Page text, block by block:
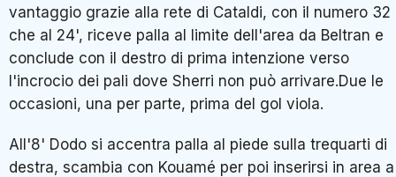
vantaggio grazie alla rete di Cataldi, con il numero 32
che al 24', riceve palla al limite dell'area da Beltran e
conclude con il destro di prima intenzione verso
l'incrocio dei pali dove Sherri non può arrivare.Due le
occasioni, una per parte, prima del gol viola.
All'8' Dodo si accentra palla al piede sulla trequarti di
destra, scambia con Kouamé per poi inserirsi in area a